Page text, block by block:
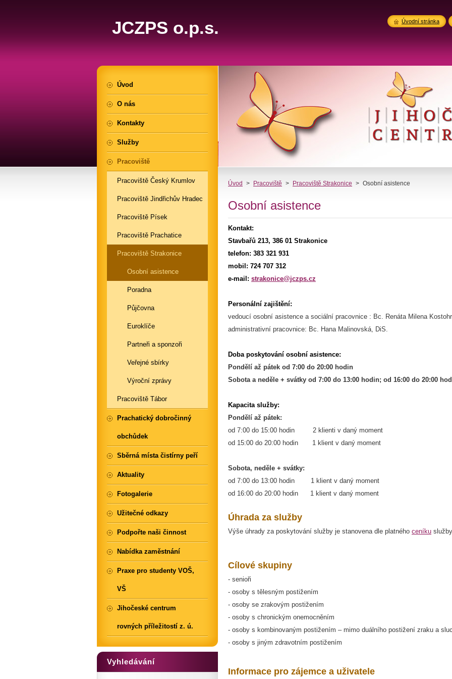
JCZPS o.p.s.
Úvod > Pracoviště > Pracoviště Strakonice > Osobní asistence
Osobní asistence
Kontakt:
Stavbařů 213, 386 01 Strakonice
telefon: 383 321 931
mobil: 724 707 312
e-mail: strakonice@jczps.cz
Personální zajištění:
vedoucí osobní asistence a sociální pracovnice : Bc. Renáta Milena
administrativní pracovnice: Bc. Hana Malinovská, DiS.
Doba poskytování osobní asistence:
Pondělí až pátek od 7:00 do 20:00 hodin
Sobota a neděle + svátky od 7:00 do 13:00 hodin; od 16:00 do 20:00
Kapacita služby:
Pondělí až pátek:
od 7:00 do 15:00 hodin 2 klienti v daný moment
od 15:00 do 20:00 hodin 1 klient v daný moment
Sobota, neděle + svátky:
od 7:00 do 13:00 hodin 1 klient v daný moment
od 16:00 do 20:00 hodin 1 klient v daný moment
Úhrada za služby
Výše úhrady za poskytování služby je stanovena dle platného ceníku
Cílové skupiny
- senioři
- osoby s tělesným postižením
- osoby se zrakovým postižením
- osoby s chronickým onemocněním
- osoby s kombinovaným postižením – mimo duálního postižení zraku a
- osoby s jiným zdravotním postižením
Informace pro zájemce a uživatele
Úvod
O nás
Kontakty
Služby
Pracoviště
Pracoviště Český Krumlov
Pracoviště Jindřichův Hradec
Pracoviště Písek
Pracoviště Prachatice
Pracoviště Strakonice
Osobní asistence
Poradna
Půjčovna
Euroklíče
Partneři a sponzoři
Veřejné sbírky
Výroční zprávy
Pracoviště Tábor
Prachatický dobročinný
obchůdek
Sběrná místa čistírny peří
Aktuality
Fotogalerie
Užitečné odkazy
Podpořte naši činnost
Nabídka zaměstnání
Praxe pro studenty VOŠ,
VŠ
Jihočeské centrum
rovných příležitostí z. ú.
Vyhledávání
Úvodní stránka